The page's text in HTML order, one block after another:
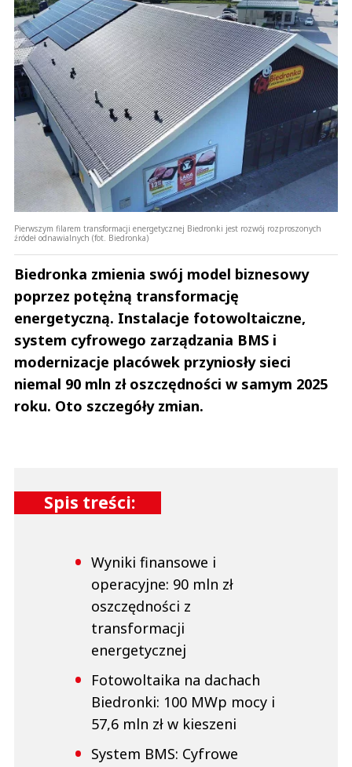
Prześlij komentarz
Pierwszym filarem transformacji energetycznej Biedronki jest rozwój rozproszonych
źródeł odnawialnych (fot. Biedronka)
Biedronka zmienia swój model biznesowy
poprzez potężną transformację
energetyczną. Instalacje fotowoltaiczne,
system cyfrowego zarządzania BMS i
modernizacje placówek przyniosły sieci
niemal 90 mln zł oszczędności w samym 2025
roku. Oto szczegóły zmian.
Spis treści:
Wyniki finansowe i
operacyjne: 90 mln zł
oszczędności z
transformacji
energetycznej
Fotowoltaika na dachach
Biedronki: 100 MWp mocy i
57,6 mln zł w kieszeni
System BMS: Cyfrowe